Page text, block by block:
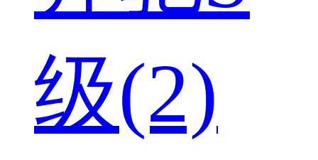
级(2)